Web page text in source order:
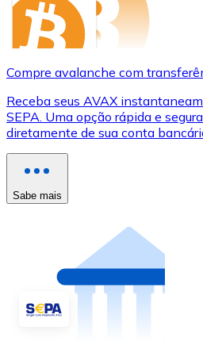
Compre avalanche com
Receba seus AVAX
SEPA. Uma opção rápida e
diretamente de sua conta
Sabe mais